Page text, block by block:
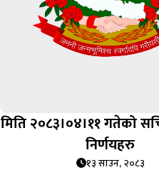
मिति २०८३।०४।११ गतेको
निर्णयहरु
१३ साउन, २०८३